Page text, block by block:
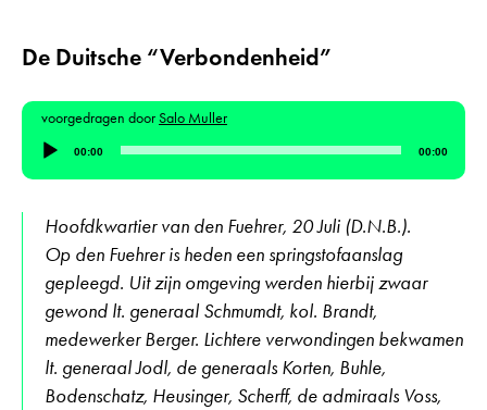
De Duitsche “Verbondenheid”
voorgedragen doorSalo Muller
Audiospeler
00:00 00:00
Hoofdkwartier van den Fuehrer, 20 Juli (D.N.B.).
Op den Fuehrer is heden een springstofaanslag
gepleegd. Uit zijn omgeving werden hierbij zwaar
gewond lt. generaal Schmumdt, kol. Brandt,
medewerker Berger. Lichtere verwondingen bekwamen
lt. generaal Jodl, de generaals Korten, Buhle,
Bodenschatz, Heusinger, Scherff, de admiraals Voss,